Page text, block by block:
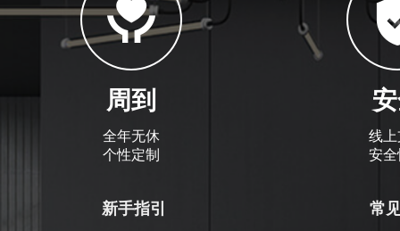
周到
全年无休
个性定制
线
安
新手指引 常